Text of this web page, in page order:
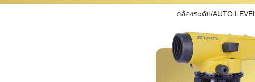
กล้องระดับ/AUTO LEVEL